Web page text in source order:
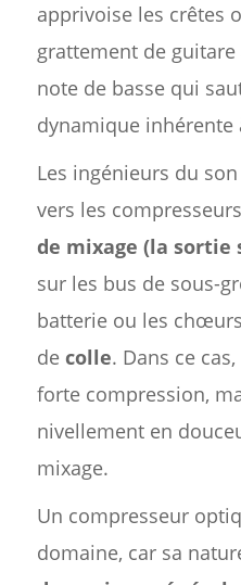
apprivoise les crêtes
grattement de
note de basse qui
dynamique
Les ingénieurs du
vers les
de mixage (la sortie
sur les bus de sous-
batterie ou les
de colle. Dans ce
forte compression,
nivellement en
mixage.
Un compresseur
domaine, car sa